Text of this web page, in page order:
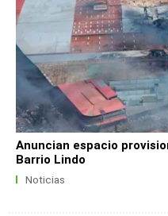
Anuncian espacio
Barrio Lindo
Noticias